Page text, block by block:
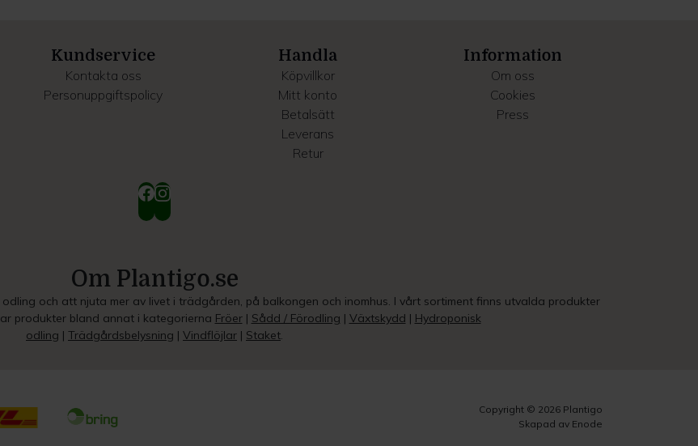
Kundservice
Kontakta oss
Personuppgiftspolicy
Handla
Köpvillkor
Mitt konto
Betalsätt
Leverans
Retur
Information
Om oss
Cookies
Press
Om Plantigo.se
och att njuta mer av livet i trädgården, på balkongen och inomhus. I vårt sortiment finns utvalda produkter
produkter bland annat i kategorierna Fröer| Sådd / Förodling | Växtskydd | Hydroponisk
odling | Trädgårdsbelysning | Vindflöjlar | Staket.
Copyright © 2026 Plantigo
Skapad av Enode